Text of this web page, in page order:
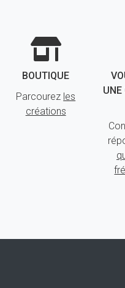
BOUTIQUE
Parcourez les
créations
UNE